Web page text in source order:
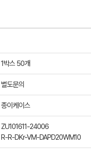
1박스 50개
별도문의
종이케이스
ZU101611-24006
R-R-DKr-VM-DAPD20WM10